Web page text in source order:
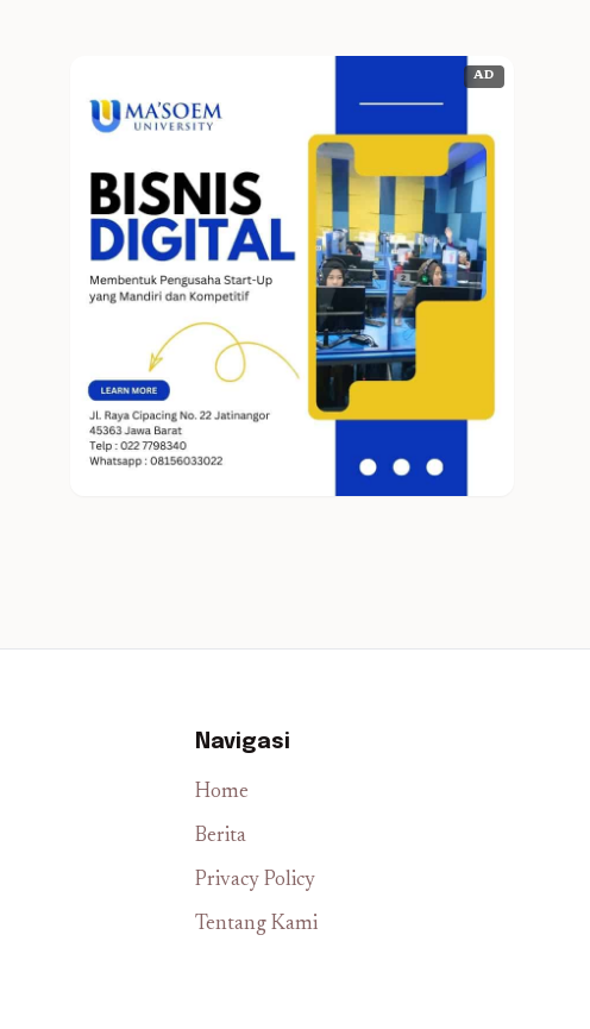
AD
Navigasi
Home
Berita
Privacy Policy
Tentang Kami